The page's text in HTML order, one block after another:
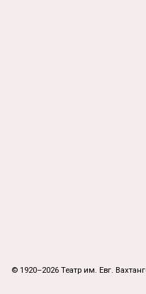
© 1920–2026 Театр им. Евг.